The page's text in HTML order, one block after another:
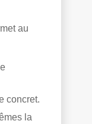
au
concret.
la